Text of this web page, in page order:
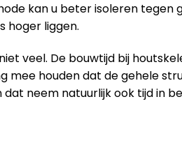
kan u beter isoleren tegen
hoger liggen.
veel. De bouwtijd bij
mee houden dat de gehele
neem natuurlijk ook tijd in